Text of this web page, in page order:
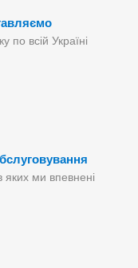
по всій Україні
яких ми впевнені